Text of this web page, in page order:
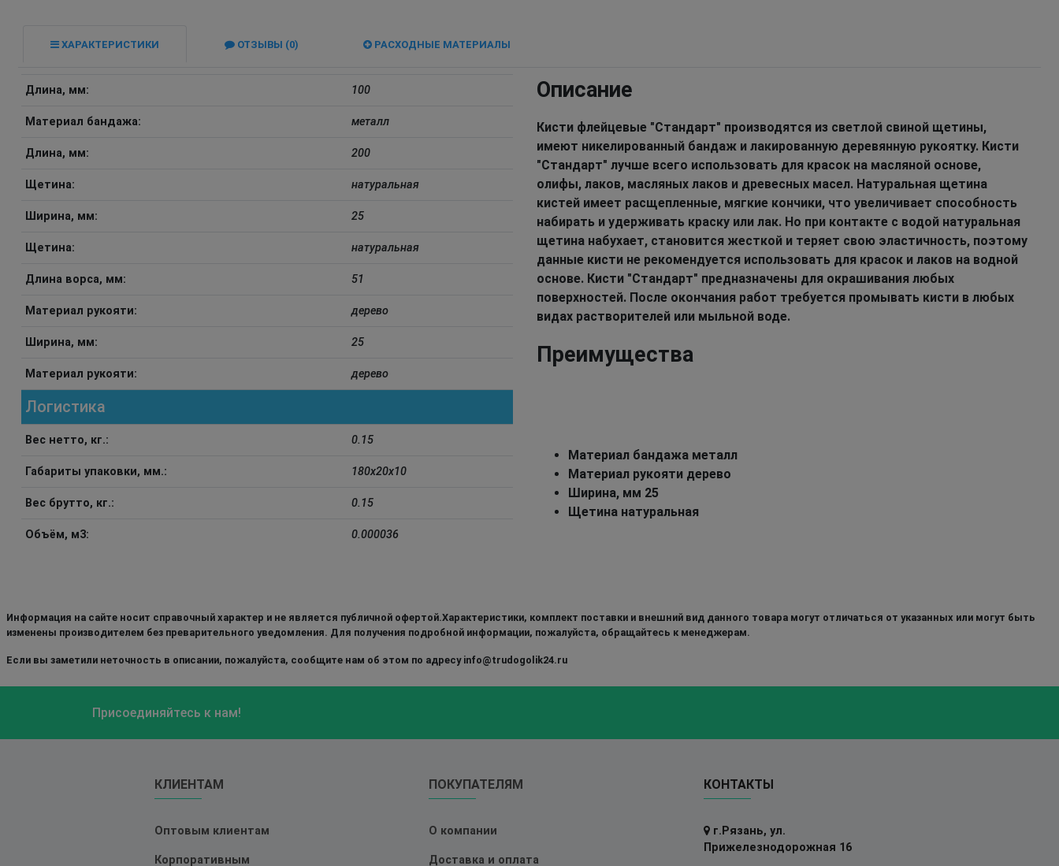
ХАРАКТЕРИСТИКИ ОТЗЫВЫ (0) РАСХОДНЫЕ МАТЕРИАЛЫ
Длина, мм: 100
Материал бандажа: металл
Длина, мм: 200
Щетина: натуральная
Ширина, мм: 25
Щетина: натуральная
Длина ворса, мм: 51
Материал рукояти: дерево
Ширина, мм: 25
Материал рукояти: дерево
Логистика
Вес нетто, кг.: 0.15
Габариты упаковки, мм.: 180x20x10
Вес брутто, кг.: 0.15
Объём, м3: 0.000036
Описание
Кисти флейцевые "Стандарт" производятся из светлой свиной щетины,
имеют никелированный бандаж и лакированную деревянную рукоятку. Кисти
"Стандарт" лучше всего использовать для красок на масляной основе,
олифы, лаков, масляных лаков и древесных масел. Натуральная щетина
кистей имеет расщепленные, мягкие кончики, что увеличивает способность
набирать и удерживать краску или лак. Но при контакте с водой натуральная
щетина набухает, становится жесткой и теряет свою эластичность, поэтому
данные кисти не рекомендуется использовать для красок и лаков на водной
основе. Кисти "Стандарт" предназначены для окрашивания любых
поверхностей. После окончания работ требуется промывать кисти в любых
видах растворителей или мыльной воде.
Преимущества
Материал бандажа металл
Материал рукояти дерево
Ширина, мм 25
Щетина натуральная
Информация на сайте носит справочный характер и не является публичной офертой.Характеристики, комплект поставки и внешний вид данного товара могут отличаться от указанных или могут быть
изменены производителем без преварительного уведомления. Для получения подробной информации, пожалуйста, обращайтесь к менеджерам.
Если вы заметили неточность в описании, пожалуйста, сообщите нам об этом по адресу info@trudogolik24.ru
Присоединяйтесь к нам!
КЛИЕНТАМ
Оптовым клиентам
Корпоративным
ПОКУПАТЕЛЯМ
О компании
Доставка и оплата
КОНТАКТЫ
г.Рязань, ул.
Прижелезнодорожная 16